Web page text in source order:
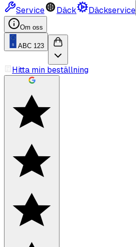
Service Däck Däckservice
Om oss
ABC 123
Hitta min beställning